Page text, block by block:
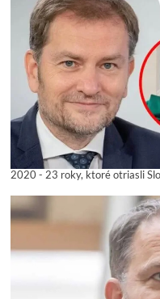
2020 - 23 roky, ktoré otriasli